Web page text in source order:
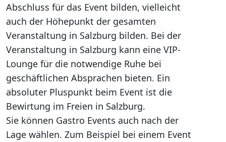
Abschluss für das Event bilden, vielleicht
auch der Höhepunkt der gesamten
Veranstaltung in Salzburg bilden. Bei der
Veranstaltung in Salzburg kann eine VIP-
Lounge für die notwendige Ruhe bei
geschäftlichen Absprachen bieten. Ein
absoluter Pluspunkt beim Event ist die
Bewirtung im Freien in Salzburg.
Sie können Gastro Events auch nach der
Lage wählen. Zum Beispiel bei einem Event